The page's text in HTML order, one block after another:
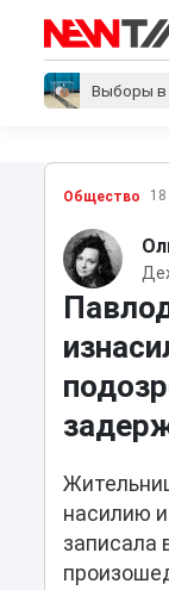
Выборы в
Общество
насилию
записала